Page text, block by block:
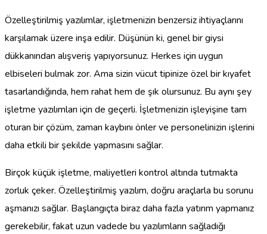
Özelleştirilmiş yazılımlar, işletmenizin benzersiz ihtiyaçlarını
karşılamak üzere inşa edilir. Düşünün ki, genel bir giysi
dükkanından alışveriş yapıyorsunuz. Herkes için uygun
elbiseleri bulmak zor. Ama sizin vücut tipinize özel bir kıyafet
tasarlandığında, hem rahat hem de şık olursunuz. Bu aynı şey
işletme yazılımları için de geçerli. İşletmenizin işleyişine tam
oturan bir çözüm, zaman kaybını önler ve personelinizin işlerini
daha etkili bir şekilde yapmasını sağlar.
Birçok küçük işletme, maliyetleri kontrol altında tutmakta
zorluk çeker. Özelleştirilmiş yazılım, doğru araçlarla bu sorunu
aşmanızı sağlar. Başlangıçta biraz daha fazla yatırım yapmanız
gerekebilir, fakat uzun vadede bu yazılımların sağladığı